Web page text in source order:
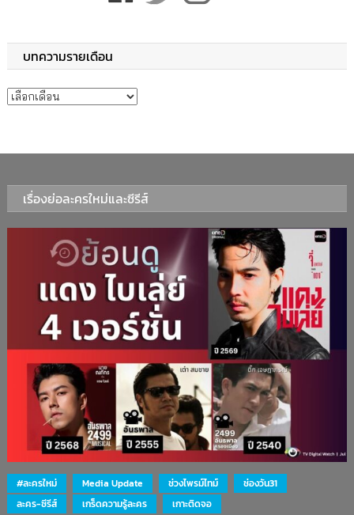
บทความรายเดือน
บทความรายเดือน
เรื่องย่อละครใหม่และซีรีส์
#ละครใหม่ Media Update ช่วงไพรม์ไทม์
ช่องวัน31
ละคร-ซีรีส์
เกร็ดความรู้ละคร เกาะติดจอ